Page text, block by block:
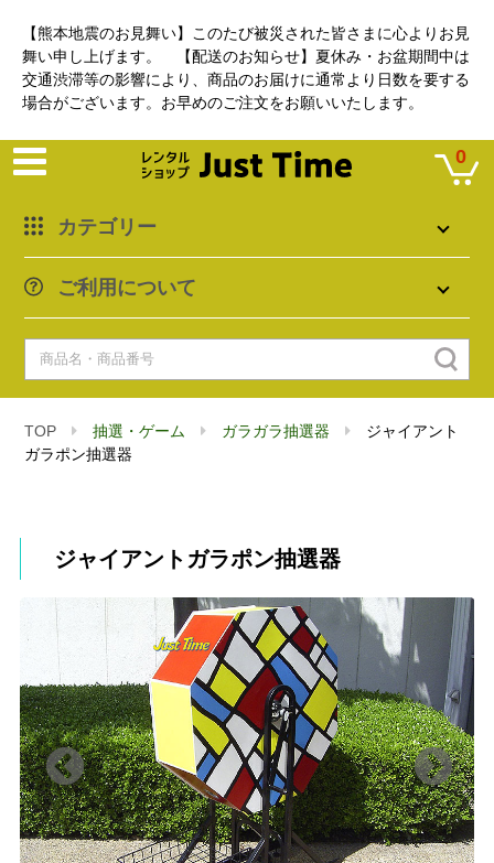
【熊本地震のお見舞い】このたび被災された皆さまに心よりお見
舞い申し上げます。 【配送のお知らせ】夏休み・お盆期間中は
交通渋滞等の影響により、商品のお届けに通常より日数を要する
場合がございます。お早めのご注文をお願いいたします。
カテゴリー
ご利用について
0
TOP 抽選・ゲーム ガラガラ抽選器
ジャイアント
ガラポン抽選器
ジャイアントガラポン抽選器